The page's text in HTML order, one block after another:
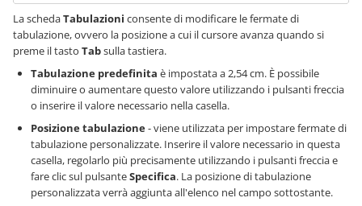
La schedaTabulazioni consente di modificare le fermate di
tabulazione, ovvero la posizione a cui il cursore avanza quando si
preme il tasto Tabsulla tastiera.
Tabulazione predefinita è impostata a 2,54 cm. È possibile
diminuire o aumentare questo valore utilizzando i pulsanti freccia
o inserire il valore necessario nella casella.
Posizione tabulazione- viene utilizzata per impostare fermate di
tabulazione personalizzate. Inserire il valore necessario in questa
casella, regolarlo più precisamente utilizzando i pulsanti freccia e
fare clic sul pulsanteSpecifica. La posizione di tabulazione
personalizzata verrà aggiunta all'elenco nel campo sottostante.